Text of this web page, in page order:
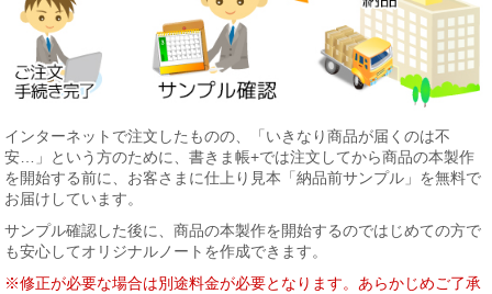
インターネットで注文したものの、「いきなり商品が届くのは不
安…」という方のために、書きま帳+では注文してから商品の本製作
を開始する前に、お客さまに仕上り見本「納品前サンプル」を無料で
お届けしています。
サンプル確認した後に、商品の本製作を開始するのではじめての方で
も安心してオリジナルノートを作成できます。
※修正が必要な場合は別途料金が必要となります。あらかじめご了承